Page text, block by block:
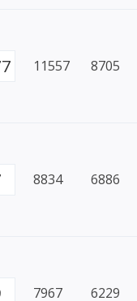
11557 8705
8834 6886
7967 6229